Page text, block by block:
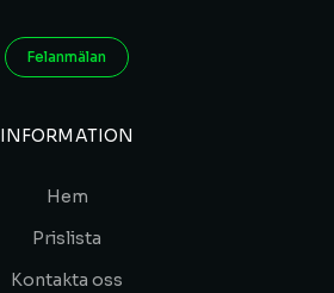
Felanmälan
INFORMATION
Hem
Prislista
Kontakta oss